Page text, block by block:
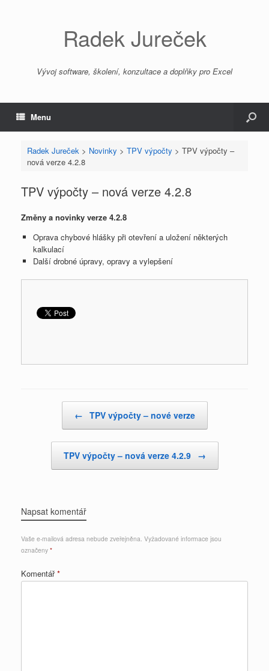
Radek Jureček
Vývoj software, školení, konzultace a doplňky pro Excel
Menu
Radek Jureček > Novinky > TPV výpočty > TPV výpočty –
nová verze 4.2.8
TPV výpočty – nová verze 4.2.8
Změny a novinky verze 4.2.8
Oprava chybové hlášky při otevření a uložení některých
kalkulací
Další drobné úpravy, opravy a vylepšení
← TPV výpočty – nové verze
TPV výpočty – nová verze 4.2.9 →
Napsat komentář
Vaše e-mailová adresa nebude zveřejněna. Vyžadované informace jsou
označeny *
Komentář*